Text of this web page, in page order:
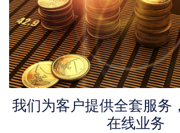
我们为客户提供全套服务
在线业务